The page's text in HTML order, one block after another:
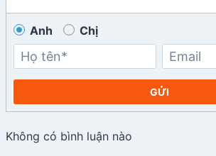
Anh Chị
GỬI
Không có bình luận nào